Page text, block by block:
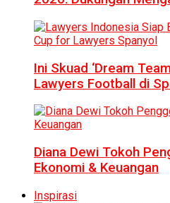
Ini Skuad ‘Dream
Lawyers Football di
Diana Dewi Tokoh
Ekonomi & Keuangan
Inspirasi